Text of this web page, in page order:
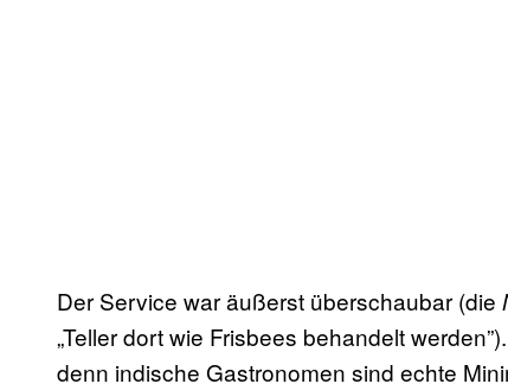
Der Service war äußerst überschaubar (die
„Teller dort wie Frisbees behandelt
denn indische Gastronomen sind echte